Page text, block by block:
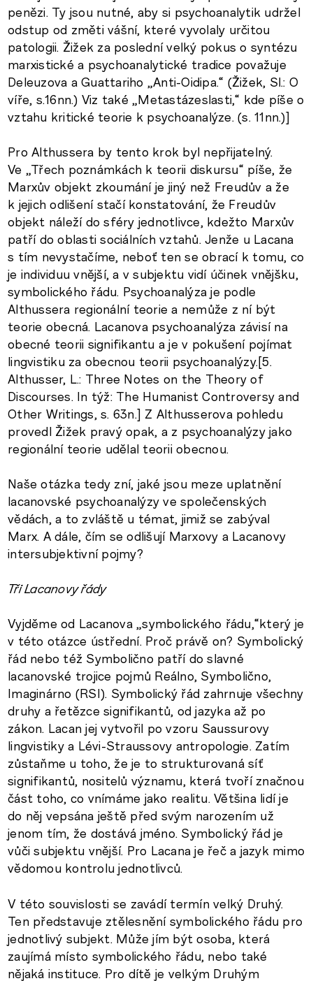
penězi. Ty jsou nutné, aby si psychoanalytik udržel
odstup od změti vášní, které vyvolaly určitou
patologii. Žižek za poslední velký pokus o syntézu
marxistické a psychoanalytické tradice považuje
Deleuzova a Guattariho „Anti-Oidipa.“ (Žižek, Sl.: O
víře, s.16nn.) Viz také „Metastázeslasti,“ kde píše o
vztahu kritické teorie k psychoanalýze. (s. 11nn.)]
Pro Althussera by tento krok byl nepřijatelný.
Ve „Třech poznámkách k teorii diskursu“ píše, že
Marxův objekt zkoumání je jiný než Freudův a že
k jejich odlišení stačí konstatování, že Freudův
objekt náleží do sféry jednotlivce, kdežto Marxův
patří do oblasti sociálních vztahů. Jenže u Lacana
s tím nevystačíme, neboť ten se obrací k tomu, co
je individuu vnější, a v subjektu vidí účinek vnějšku,
symbolického řádu. Psychoanalýza je podle
Althussera regionální teorie a nemůže z ní být
teorie obecná. Lacanova psychoanalýza závisí na
obecné teorii signifikantu a je v pokušení pojímat
lingvistiku za obecnou teorii psychoanalýzy.[5.
Althusser, L.: Three Notes on the Theory of
Discourses. In týž: The Humanist Controversy and
Other Writings, s. 63n.] Z Althusserova pohledu
provedl Žižek pravý opak, a z psychoanalýzy jako
regionální teorie udělal teorii obecnou.
Naše otázka tedy zní, jaké jsou meze uplatnění
lacanovské psychoanalýzy ve společenských
vědách, a to zvláště u témat, jimiž se zabýval
Marx. A dále, čím se odlišují Marxovy a Lacanovy
intersubjektivní pojmy?
Tři Lacanovy řády
Vyjděme od Lacanova „symbolického řádu,“který je
v této otázce ústřední. Proč právě on? Symbolický
řád nebo též Symbolično patří do slavné
lacanovské trojice pojmů Reálno, Symbolično,
Imaginárno (RSI). Symbolický řád zahrnuje všechny
druhy a řetězce signifikantů, od jazyka až po
zákon. Lacan jej vytvořil po vzoru Saussurovy
lingvistiky a Lévi-Straussovy antropologie. Zatím
zůstaňme u toho, že je to strukturovaná síť
signifikantů, nositelů významu, která tvoří značnou
část toho, co vnímáme jako realitu. Většina lidí je
do něj vepsána ještě před svým narozením už
jenom tím, že dostává jméno. Symbolický řád je
vůči subjektu vnější. Pro Lacana je řeč a jazyk mimo
vědomou kontrolu jednotlivců.
V této souvislosti se zavádí termín velký Druhý.
Ten představuje ztělesnění symbolického řádu pro
jednotlivý subjekt. Může jím být osoba, která
zaujímá místo symbolického řádu, nebo také
nějaká instituce. Pro dítě je velkým Druhým